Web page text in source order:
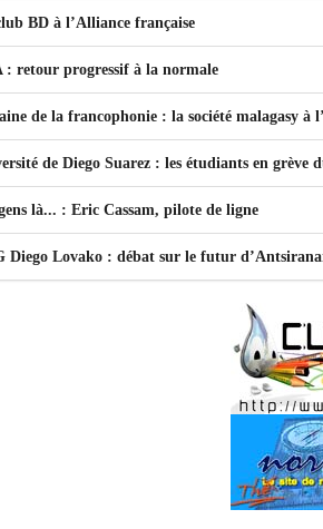
BD à l’Alliance française
: retour progressif à la normale
de la francophonie : la société malagasy à
de Diego Suarez : les étudiants en grève
là... : Eric Cassam, pilote de ligne
Diego Lovako : débat sur le futur